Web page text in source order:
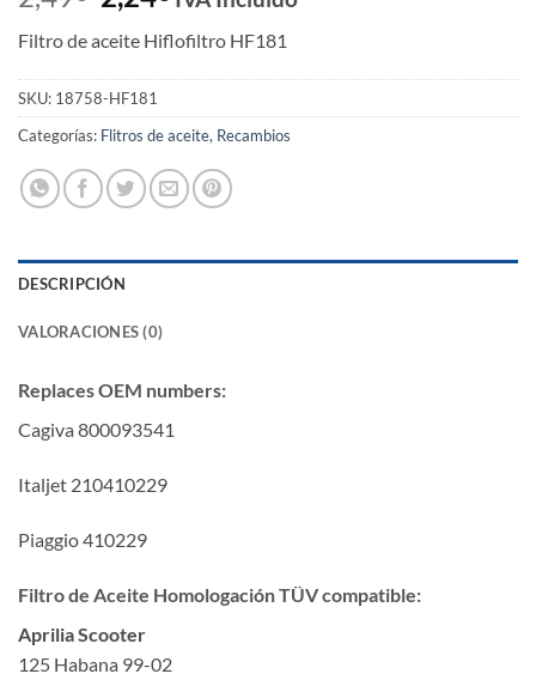
precio
original
era:
2,49€.
actual
es:
2,24€.
Filtro de aceite Hiflofiltro HF181
SKU: 18758-HF181
Categorías: Flitros de aceite, Recambios
DESCRIPCIÓN
VALORACIONES (0)
Replaces OEM numbers:
Cagiva 800093541
Italjet 210410229
Piaggio 410229
Filtro de Aceite Homologación TÜV compatible:
Aprilia Scooter
125 Habana 99-02